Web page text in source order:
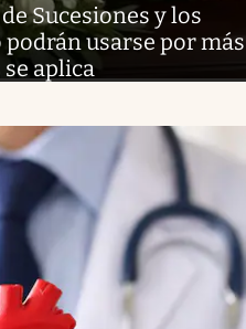
Sucesiones y los
usarse por más
se aplica